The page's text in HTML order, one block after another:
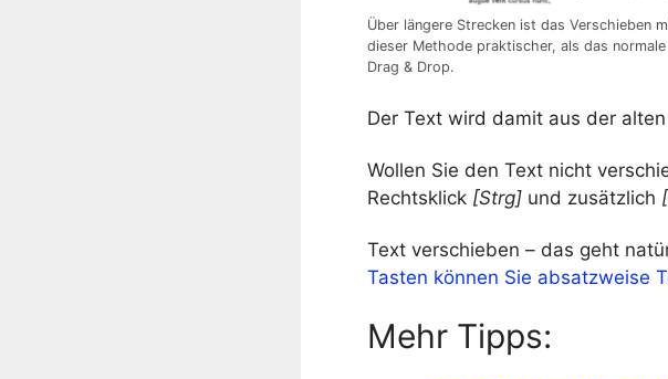
Über längere Strecken ist das Verschieben
dieser Methode praktischer, als das normale
Drag & Drop.
Der Text wird damit aus der
Wollen Sie den Text nicht
Rechtsklick [Strg] und zusätzlich
Text verschieben – das geht
Tasten können Sie absatzweise
Mehr Tipps: